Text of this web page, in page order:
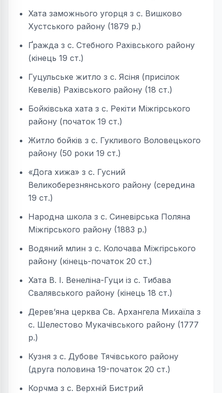
Хата заможнього угорця з с. Вишково
Хустського району (1879 р.)
Ґражда з с. Стебного Рахівського району
(кінець 19 ст.)
Гуцульське житло з с. Ясіня (присілок
Кевелів) Рахівського району (18 ст.)
Бойківська хата з с. Рекіти Міжгірського
району (початок 19 ст.)
Житло бойків з с. Гукливого Воловецького
району (50 роки 19 ст.)
«Дога хижа» з с. Гусний
Великоберезнянського району (середина
19 ст.)
Народна школа з с. Синевірська Поляна
Міжгірського району (1883 р.)
Водяний млин з с. Колочава Міжгірського
району (кінець-початок 20 ст.)
Хата В. І. Венеліна-Гуци із с. Тибава
Свалявського району (кінець 18 ст.)
Дерев’яна церква Св. Архангела Михаїла з
с. Шелестово Мукачівського району (1777
р.)
Кузня з с. Дубове Тячівського району
(друга половина 19-початок 20 ст.)
Корчма з с. Верхній Бистрий